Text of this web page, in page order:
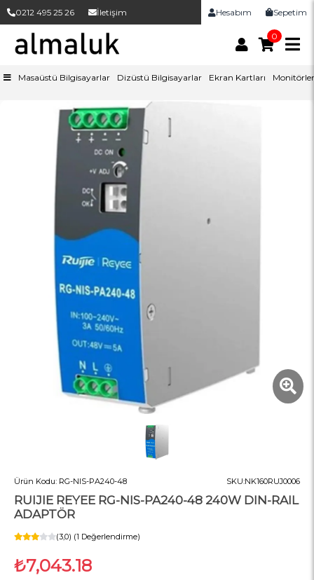
0212 495 25 26 İletişim Sepetim
Hesabım
0
Masaüstü Bilgisayarlar Dizüstü Bilgisayarlar Ekran Kartları Monitörler
Ürün Kodu: RG-NIS-PA240-48 SKU:NK160RUJ0006
RUIJIE REYEE RG-NIS-PA240-48 240W DIN-RAIL
ADAPTÖR
(3,0) (1 Değerlendirme)
₺7,043.18